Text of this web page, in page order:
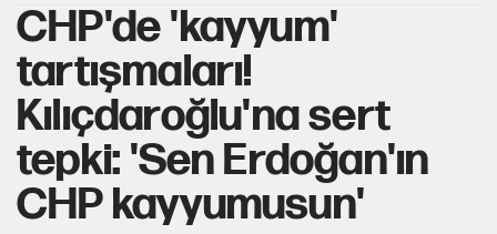
CHP'de 'kayyum'
tartışmaları!
Kılıçdaroğlu'na sert
tepki: 'Sen Erdoğan'ın
CHP kayyumusun'